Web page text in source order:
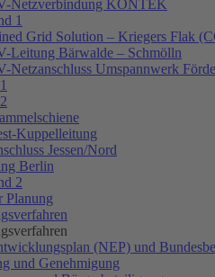
Netzverbindung KONTEK
1
Grid Solution – Kriegers Flak
Leitung Bärwalde – Schmölln
Netzanschluss Umspannwerk
Kuppelleitung
Jessen/Nord
Berlin
2
Planung
(NEP) und
und Genehmigung